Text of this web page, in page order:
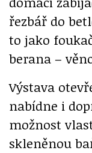
řezbář do
to jako
berana –
Výstava
nabídne i
možnost
skleněnou